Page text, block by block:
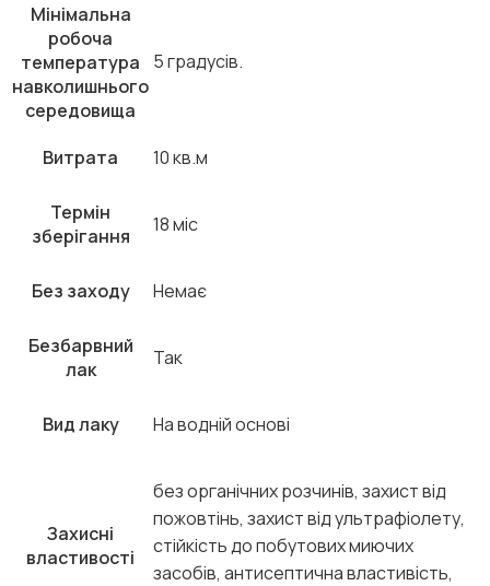
Мінімальна
робоча
температура
навколишнього
середовища
5 градусів.
Витрата 10 кв.м
Термін
зберігання
18 міс
Без заходу Немає
Безбарвний
лак
Так
Вид лаку На водній основі
Захисні
властивості
без органічних розчинів, захист від
пожовтінь, захист від ультрафіолету,
стійкість до побутових миючих
засобів, антисептична властивість,